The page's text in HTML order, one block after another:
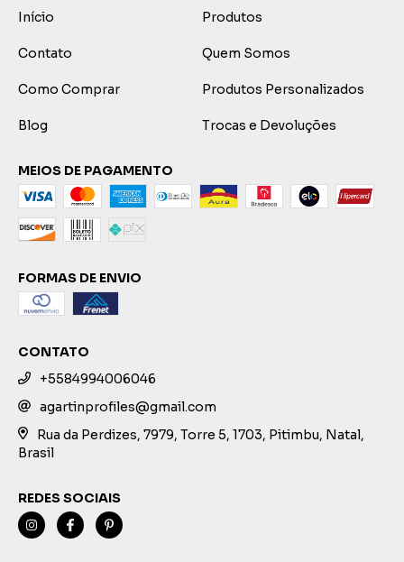
Início
Produtos
Contato Quem Somos
Como Comprar Produtos Personalizados
Blog Trocas e Devoluções
MEIOS DE PAGAMENTO
FORMAS DE ENVIO
CONTATO
+5584994006046
agartinprofiles@gmail.com
Rua da Perdizes, 7979, Torre 5, 1703, Pitimbu, Natal,
Brasil
REDES SOCIAIS